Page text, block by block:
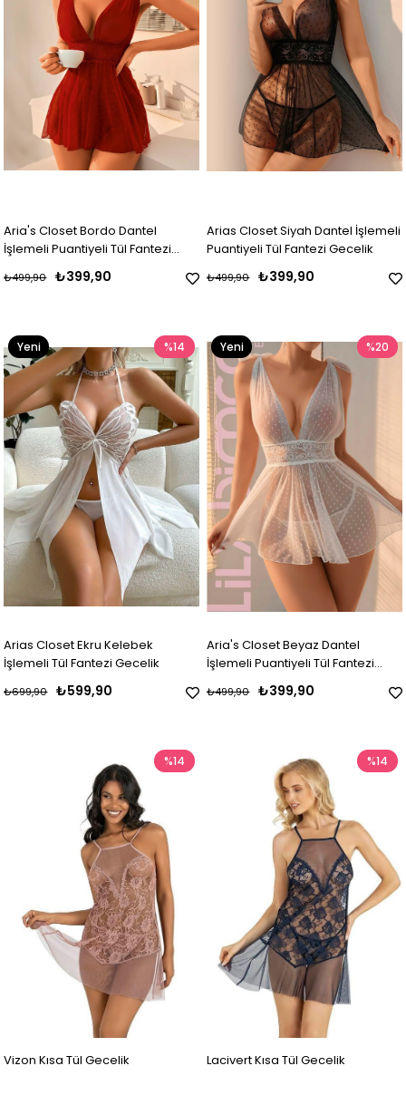
Aria's Closet Bordo Dantel
İşlemeli Puantiyeli Tül Fantezi
₺399,90
₺499,90
Arias Closet Siyah Dantel İşlemeli
Puantiyeli Tül Fantezi Gecelik
₺399,90
₺499,90
Arias Closet Ekru Kelebek
İşlemeli Tül Fantezi Gecelik
₺599,90
₺699,90
%14
Yeni
Ürün
Aria's Closet Beyaz Dantel
İşlemeli Puantiyeli Tül Fantezi
₺399,90
₺499,90
%20
Yeni
Ürün
Vizon Kısa Tül Gecelik
%14
Lacivert Kısa Tül Gecelik
%14